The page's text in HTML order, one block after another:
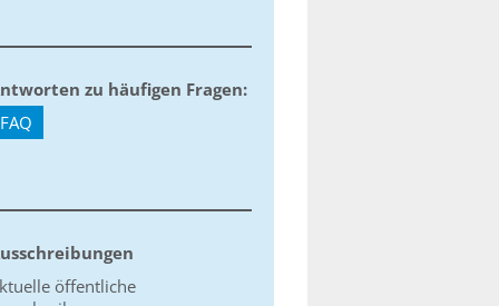
zu häufigen Fragen:
FAQ
öffentliche